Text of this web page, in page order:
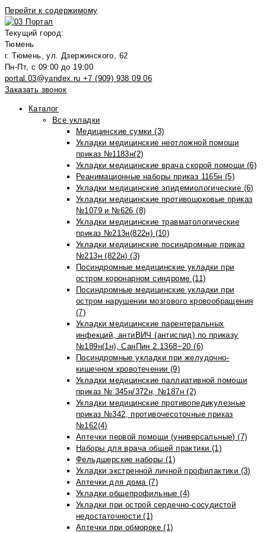
Перейти к содержимому
Текущий город:
Тюмень
г. Тюмень, ул. Дзержинского, 62
Пн-Пт, с 09:00 до 19:00
portal.03@yandex.ru +7 (909) 938 09 06
Заказать звонок
Каталог
Все укладки
Медицинские сумки (3)
Укладки медицинские неотложной помощи
приказ №1183н(2)
Укладки медицинские врача скорой помощи (6)
Реанимационные наборы приказ 1165н (5)
Укладки медицинские эпидемиологические (6)
Укладки медицинские противошоковые приказ
№1079 и №626 (8)
Укладки медицинские травматологические
приказ №213н(822н) (10)
Укладки медицинские посиндромные приказ
№213н (822н) (3)
Посиндромные медицинские укладки при
остром коронарном синдроме (11)
Посиндромные медицинские укладки при
остром нарушении мозгового кровообращения
(7)
Укладки медицинские парентеральных
инфекций, антиВИЧ (антиспид) по приказу
№189н(1н), СанПин 2.1368−20 (6)
Посиндромные укладки при желудочно-
кишечном кровотечении (9)
Укладки медицинские паллиативной помощи
приказ № 345н/372н, №187н (2)
Укладки медицинские противопедикулезные
приказ №342, противочесоточные приказ
№162(4)
Аптечки первой помощи (универсальные) (7)
Наборы для врача общей практики (1)
Фельдшерские наборы (1)
Укладки экстренной личной профилактики (3)
Аптечки для дома (7)
Укладки общепрофильные (4)
Укладки при острой сердечно-сосудистой
недостаточности (1)
Аптечки при обмороке (1)